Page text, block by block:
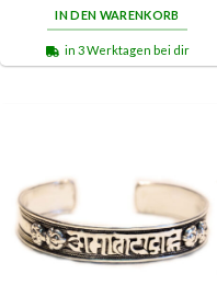
IN DEN WARENKORB
in 3 Werktagen bei dir